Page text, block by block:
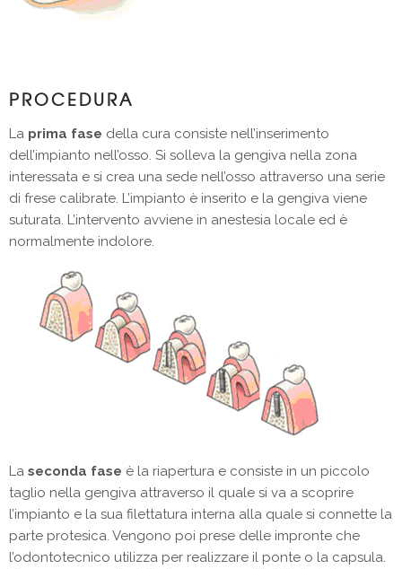
PROCEDURA
La prima fase della cura consiste nell’inserimento
dell’impianto nell’osso. Si solleva la gengiva nella zona
interessata e si crea una sede nell’osso attraverso una serie
di frese calibrate. L’impianto è inserito e la gengiva viene
suturata. L’intervento avviene in anestesia locale ed è
normalmente indolore.
La seconda fase è la riapertura e consiste in un piccolo
taglio nella gengiva attraverso il quale si va a scoprire
l’impianto e la sua filettatura interna alla quale si connette la
parte protesica. Vengono poi prese delle impronte che
l’odontotecnico utilizza per realizzare il ponte o la capsula.